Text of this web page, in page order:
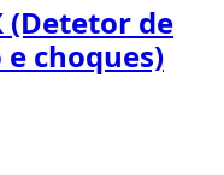
(Detetor de
choques)